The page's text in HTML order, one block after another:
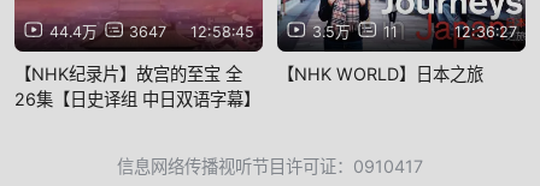
44.4万 3647 12:58:45
【NHK纪录片】故宫的至宝 全
26集【日史译组 中日双语字幕】
3.5万 11 12:36:27
【NHK WORLD】日本之旅
信息网络传播视听节目许可证：0910417